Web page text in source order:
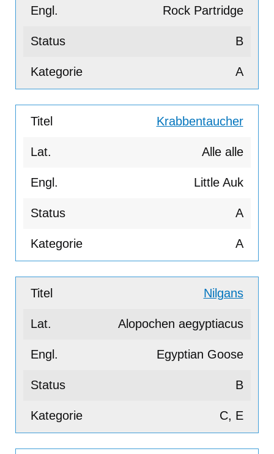
Rock Partridge
B
A
Krabbentaucher
Alle alle
Little Auk
A
A
Nilgans
Alopochen aegyptiacus
Egyptian Goose
B
C, E